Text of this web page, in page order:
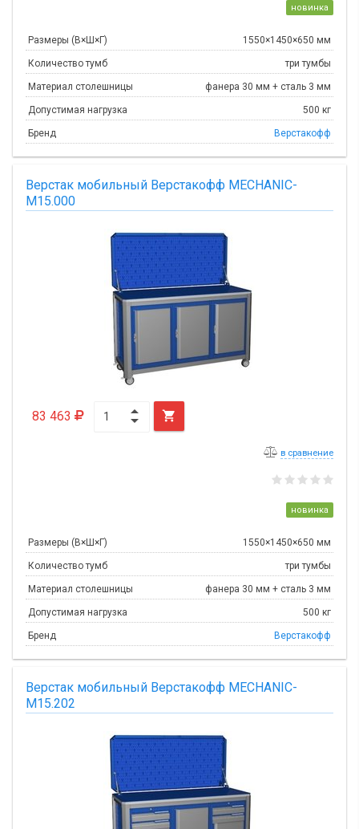
новинка
Размеры (В×Ш×Г) 1550×1450×650 мм
Количество тумб три тумбы
Материал столешницы фанера 30 мм + сталь 3 мм
Допустимая нагрузка 500 кг
Бренд Верстакофф
Верстак мобильный Верстакофф MECHANIC-
М15.000
83 463 
в сравнение
новинка
Размеры (В×Ш×Г) 1550×1450×650 мм
Количество тумб три тумбы
Материал столешницы фанера 30 мм + сталь 3 мм
Допустимая нагрузка 500 кг
Бренд Верстакофф
Верстак мобильный Верстакофф MECHANIC-
М15.202